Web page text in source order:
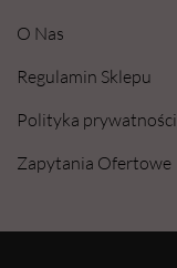
O Nas
Regulamin Sklepu
Polityka prywatności
Zapytania Ofertowe